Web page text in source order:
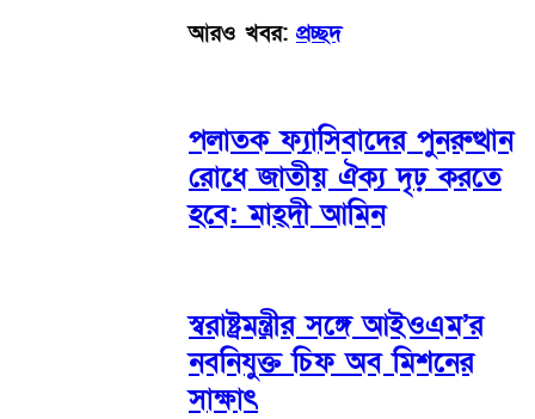
আরও খবর: প্রচ্ছদ
পলাতক ফ্যাসিবাদের পুনরুত্থান
রোধে জাতীয় ঐক্য দৃঢ় করতে
হবে: মাহ্দী আমিন
স্বরাষ্ট্রমন্ত্রীর সঙ্গে আইওএম’র
নবনিযুক্ত চিফ অব মিশনের
সাক্ষাৎ